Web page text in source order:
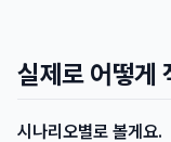
실제로 어떻게
시나리오별로 볼게요.